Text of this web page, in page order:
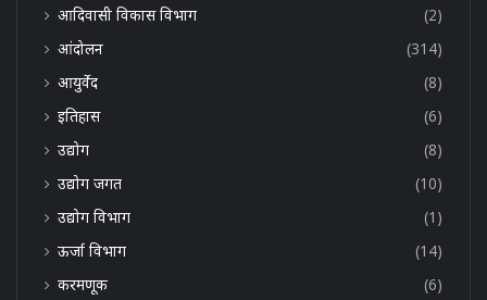
आदिवासी विकास विभाग
(2)
आंदोलन
(314)
आयुर्वेद
(8)
इतिहास
(6)
उद्योग
(8)
उद्योग जगत
(10)
उद्योग विभाग
(1)
ऊर्जा विभाग
(14)
करमणूक
(6)